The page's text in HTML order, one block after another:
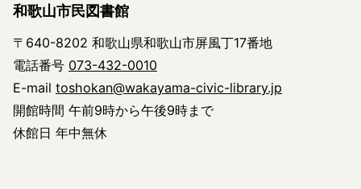
和歌山市民図書館
〒640-8202 和歌山県和歌山市屏風丁17番地
電話番号 073-432-0010
E-mail toshokan@wakayama-civic-library.jp
開館時間 午前9時から午後9時まで
休館日 年中無休